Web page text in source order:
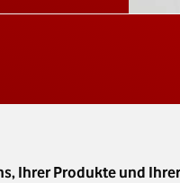
Ihrer Produkte und